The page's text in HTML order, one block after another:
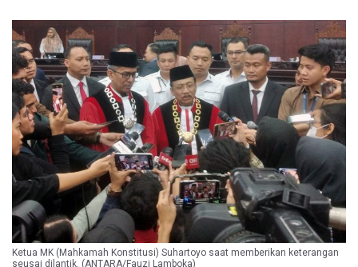
Ketua MK (Mahkamah Konstitusi) Suhartoyo saat memberikan keterangan
seusai dilantik. (ANTARA/Fauzi Lamboka)